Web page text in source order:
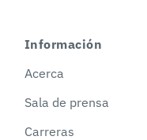
Información
Acerca
Sala de prensa
Carreras